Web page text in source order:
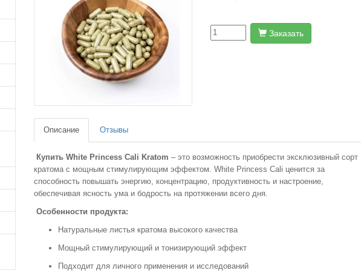
Заказать
Описание Отзывы
Купить White Princess Cali Kratom – это возможность приобрести эксклюзивный сорт
кратома с мощным стимулирующим эффектом. White Princess Cali ценится за
способность повышать энергию, концентрацию, продуктивность и настроение,
обеспечивая ясность ума и бодрость на протяжении всего дня.
Особенности продукта:
Натуральные листья кратома высокого качества
Мощный стимулирующий и тонизирующий эффект
Подходит для личного применения и исследований